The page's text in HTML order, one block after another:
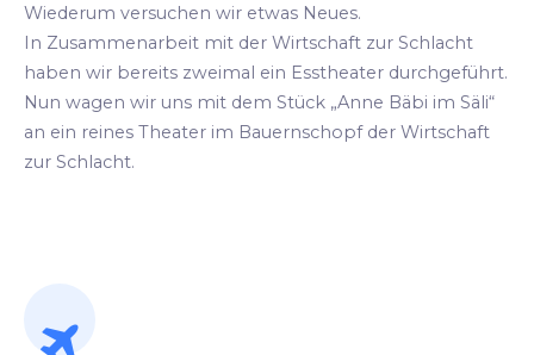
Wiederum versuchen wir etwas Neues.
In Zusammenarbeit mit der Wirtschaft zur Schlacht
haben wir bereits zweimal ein Esstheater durchgeführt.
Nun wagen wir uns mit dem Stück „Anne Bäbi im Säli“
an ein reines Theater im Bauernschopf der Wirtschaft
zur Schlacht.